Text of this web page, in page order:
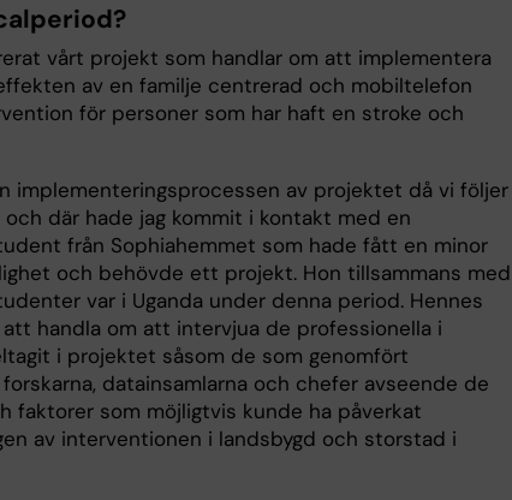
vårt projekt som handlar om att implementera
av en familje centrerad och mobiltelefon
för personer som har haft en stroke och
implementeringsprocessen av projektet då vi följer
och där hade jag kommit i kontakt med en
från Sophiahemmet som hade fått en minor
och behövde ett projekt. Hon tillsammans med
var i Uganda under denna period. Hennes
handla om att intervjua de professionella i
i projektet såsom de som genomfört
datainsamlarna och chefer avseende de
faktorer som möjligtvis kunde ha påverkat
av interventionen i landsbygd och storstad i